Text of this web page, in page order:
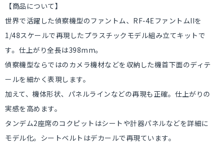
【商品について】
世界で活躍した偵察機型のファントム、RF-4EファントムIIを
1/48スケールで再現したプラスチックモデル組み立てキットで
す。仕上がり全長は398mm。
偵察機型ならではのカメラ機材などを収納した機首下面のディテ
ールを細かく表現します。
加えて、機体形状、パネルラインなどの再現も正確。仕上がりの
実感を高めます。
タンデム2座席のコクピットはシートや計器パネルなどを詳細に
モデル化。シートベルトはデカールで再現ています。